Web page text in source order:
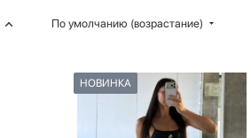
По умолчанию (возрастание)
НОВИНКА